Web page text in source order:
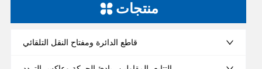
منتجات
قاطع الدائرة ومفتاح النقل التلقائي